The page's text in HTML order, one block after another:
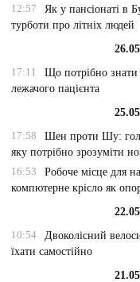
12:57
Як у пансіонаті в
турботи про літніх людей
17:11
Що потрібно знати
лежачого пацієнта
17:58
Шен проти Шу:
яку потрібно зрозуміти
16:53
Робоче місце для
компютерне крісло як
10:54
Двоколісний
їхати самостійно